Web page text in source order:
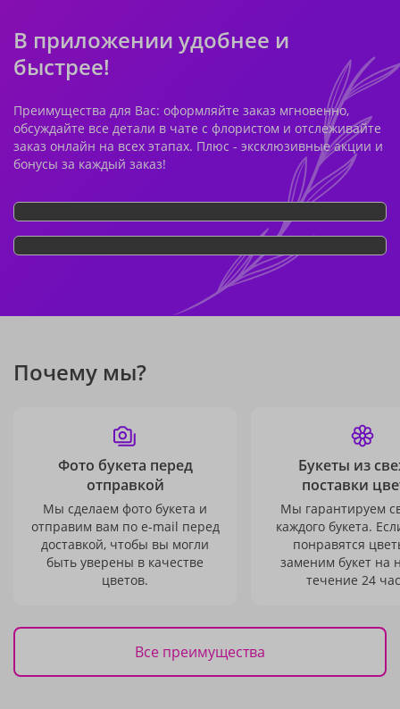
В приложении удобнее и
быстрее!
Преимущества для Вас: оформляйте заказ мгновенно,
обсуждайте все детали в чате с флористом и отслеживайте
заказ онлайн на всех этапах. Плюс - эксклюзивные акции и
бонусы за каждый заказ!
Почему мы?
Фото букета перед
отправкой
Мы сделаем фото букета и
отправим вам по e-mail перед
доставкой, чтобы вы могли
быть уверены в качестве
цветов.
Букеты из
поставки
Мы гарантируем
каждого букета.
понравятся
заменим букет на
течение 24
Все преимущества